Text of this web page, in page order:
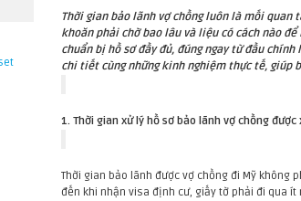
Thời gian bảo lãnh vợ chồng luôn là mối quan
khoăn phải chờ bao lâu và liệu có cách nào
chuẩn bị hồ sơ đầy đủ, đúng ngay từ đầu
chi tiết cùng những kinh nghiệm thực tế, giúp
1. Thời gian xử lý hồ sơ bảo lãnh vợ chồng
Thời gian bảo lãnh được vợ chồng đi Mỹ không
đến khi nhận visa định cư, giấy tờ phải đi qua ít